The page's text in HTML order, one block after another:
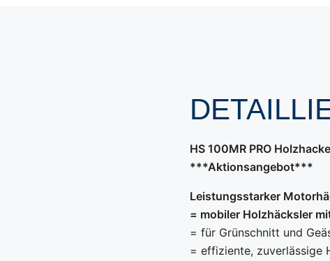
HS 100MR PRO
***Aktionsangebot***
Leistungsstarker
= mobiler Holzhäcksler
= für Grünschnitt und
= effiziente, zuverlässige